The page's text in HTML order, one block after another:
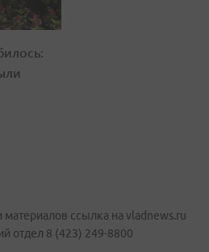
ссылка на vladnews.ru
отдел 8 (423) 249-8800